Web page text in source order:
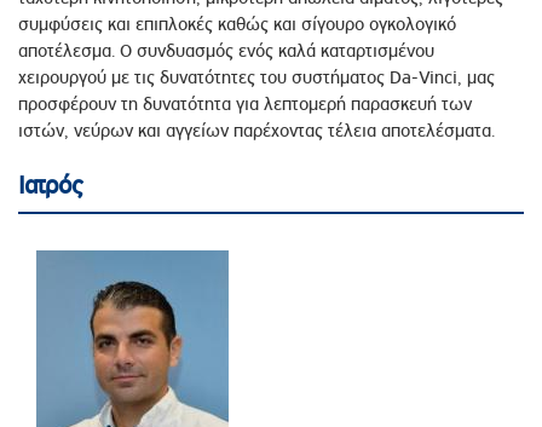
συμφύσεις και επιπλοκές καθώς και σίγουρο ογκολογικό
αποτέλεσμα. Ο συνδυασμός ενός καλά καταρτισμένου
χειρουργού με τις δυνατότητες του συστήματος Da-Vinci, μας
προσφέρουν τη δυνατότητα για λεπτομερή παρασκευή των
ιστών, νεύρων και αγγείων παρέχοντας τέλεια αποτελέσματα.
Ιατρός